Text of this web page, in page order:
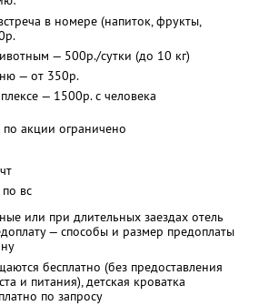
в номере (напиток, фрукты,
— 500р./сутки (до 10 кг)
— от 350р.
— 1500р. с человека
акции ограничено
вс
или при длительных заездах отель
— способы и размер предоплаты
бесплатно (без предоставления
и питания), детская кроватка
по запросу